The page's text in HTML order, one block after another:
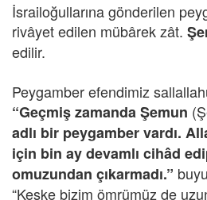
İsrailoğullarına gönderilen
rivâyet edilen mübârek zât.
edilir.
Peygamber efendimiz
“Geçmiş zamanda Şemun
adlı bir peygamber vardı.
için bin ay devamlı cihâd
omuzundan çıkarmadı.”
“Keşke bizim ömrümüz de